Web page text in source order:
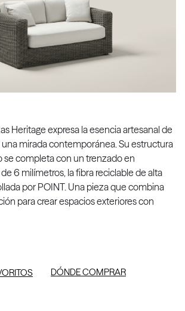
Heritage expresa la esencia artesanal de
una mirada contemporánea. Su estructura
se completa con un trenzado en
6 milímetros, la fibra reciclable de alta
por POINT. Una pieza que combina
para crear espacios exteriores con
DÓNDE COMPRAR